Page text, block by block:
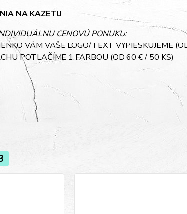
NA KAZETU
CENOVÚ PONUKU:
VÁM VAŠE LOGO/TEXT VYPIESKUJEME
POTLAČÍME 1 FARBOU (OD 60 € / 50 KS)